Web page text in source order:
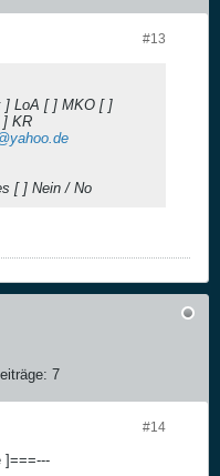
#13
] LoA [ ] MKO [ ]
] KR
[ ] Nein / No
7
#14
]===---